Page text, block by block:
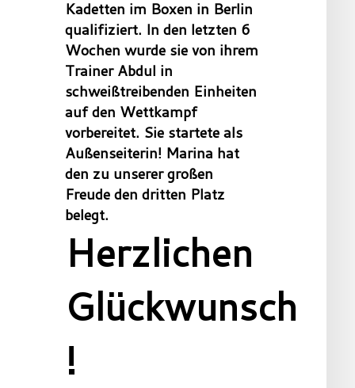
Kadetten im Boxen in Berlin
qualifiziert. In den letzten 6
Wochen wurde sie von ihrem
Trainer Abdul in
schweißtreibenden Einheiten
auf den Wettkampf
vorbereitet. Sie startete als
Außenseiterin! Marina hat
den zu unserer großen
Freude den dritten Platz
belegt.
Herzlichen
Glückwunsch
!